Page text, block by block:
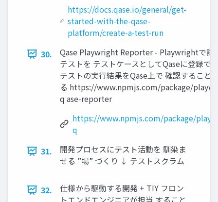
https://docs.qase.io/general/get-
started-with-the-qase-
platform/create-a-test-run
30.
Qase Playwright Reporter - Playwrightで記
テストを テストケースとしてQaseに登録で
テストの実行結果をQase上で 確認すること
る https://www.npmjs.com/package/
q ase-reporter
https://www.npmjs.com/package/
q
31.
開発プロセスにテスト活動を 馴染ま
せる ”場” づくり ↓ テストスクラム
32.
仕様から駆動する開発 + TIY フロン